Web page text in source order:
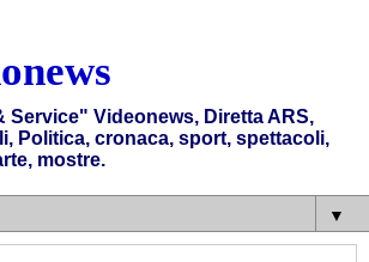
Service" Videonews, Diretta ARS,
Politica, cronaca, sport, spettacoli,
mostre.
▼